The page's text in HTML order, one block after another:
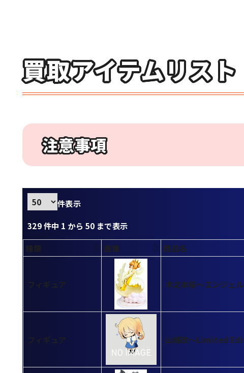
買取アイテムリスト
注意事項
件表示
329 件中 1 から 50 まで表示
種類
画像 商品名
フィギュア 木之本桜～エンジェ
フィギュア 山城改～Limited